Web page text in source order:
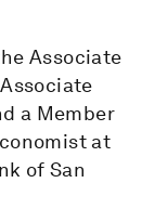
Associate
a Member
at
of San